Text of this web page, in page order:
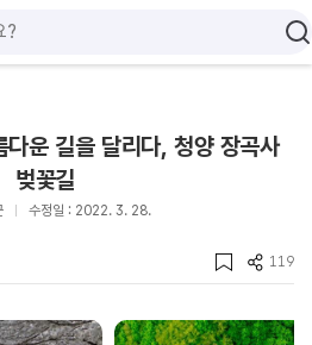
운 길을 달리다, 청양 장곡사
벚꽃길
수정일 : 2022. 3. 28.
119